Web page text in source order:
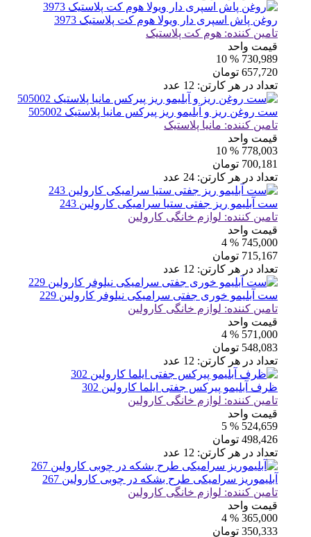
روغن پاش اسپری دار ویولا هوم کت پلاستیک 3973
تامین کننده: هوم کت پلاستیک
قیمت واحد
730,989
% 10
657,720 تومان
تعداد در هر کارتن: 12 عدد
ست روغن ریز و آبلیمو ریز پیرکس مانیا پلاستیک 505002
تامین کننده: مانیا پلاستیک
قیمت واحد
778,003
% 10
700,181 تومان
تعداد در هر کارتن: 24 عدد
ست آبلیمو ریز جفتی ستیا سرامیکی کارولین 243
تامین کننده: لوازم خانگی کارولین
قیمت واحد
745,000
% 4
715,167 تومان
تعداد در هر کارتن: 12 عدد
ست آبلیمو خوری جفتی سرامیکی نیلوفر کارولین 229
تامین کننده: لوازم خانگی کارولین
قیمت واحد
571,000
% 4
548,083 تومان
تعداد در هر کارتن: 12 عدد
ظرف آبلیمو پیرکس جفتی ایلما کارولین 302
تامین کننده: لوازم خانگی کارولین
قیمت واحد
524,659
% 5
498,426 تومان
تعداد در هر کارتن: 12 عدد
آبلیموریز سرامیکی طرح بشکه در چوبی کارولین 267
تامین کننده: لوازم خانگی کارولین
قیمت واحد
365,000
% 4
350,333 تومان